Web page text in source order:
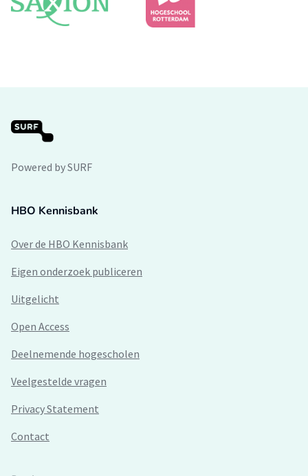
Powered by SURF
HBO Kennisbank
Over de HBO Kennisbank
Eigen onderzoek publiceren
Uitgelicht
Open Access
Deelnemende hogescholen
Veelgestelde vragen
Privacy Statement
Contact